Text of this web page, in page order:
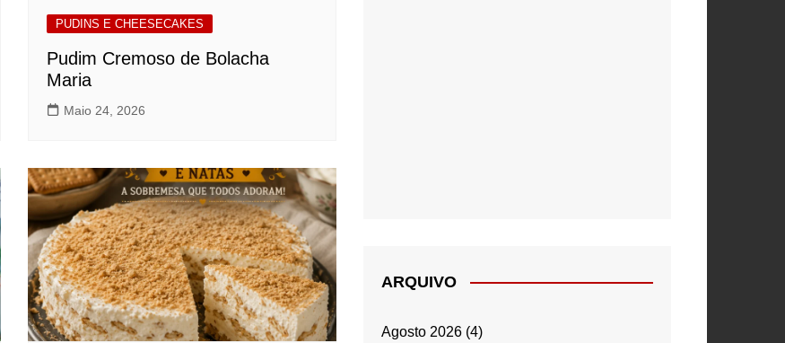
PUDINS E CHEESECAKES
Pudim Cremoso de Bolacha
Maria
Maio 24, 2026
ARQUIVO
Agosto 2026(4)